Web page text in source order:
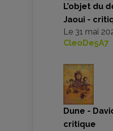
L’objet du
Jaoui -
Le 31 mai
CleoDe5A7
Dune -
critique